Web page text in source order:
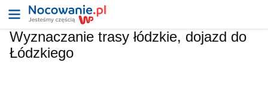
Wyznaczanie trasy łódzkie, dojazd do
Łódzkiego